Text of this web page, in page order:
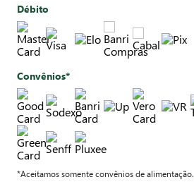
Débito
Convênios*
*Aceitamos somente convênios de alimentação.